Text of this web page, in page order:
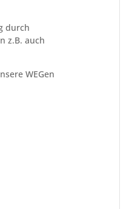
durch
z.B. auch
WEGen